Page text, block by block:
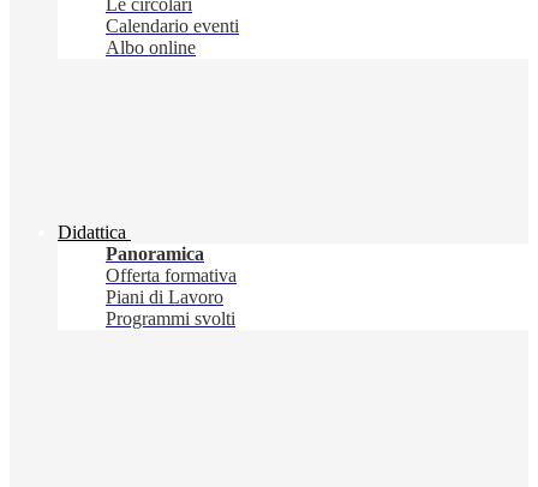
Le circolari
Calendario eventi
Albo online
Didattica
Panoramica
Offerta formativa
Piani di Lavoro
Programmi svolti